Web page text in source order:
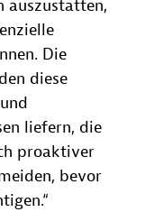
auszustatten,
Die
diese
liefern, die
proaktiver
bevor